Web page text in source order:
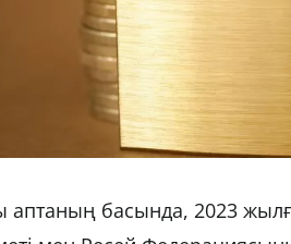
аптаның басында, 2023